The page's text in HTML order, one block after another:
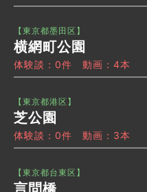
【東京都墨田区】
横網町公園
体験談：0件 動画：4本
【東京都港区】
芝公園
体験談：0件 動画：3本
【東京都台東区】
言問橋